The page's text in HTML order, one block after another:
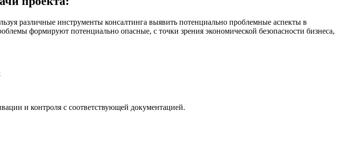
различные инструменты консалтинга выявить потенциально проблемные аспекты в
формируют потенциально опасные, с точки зрения экономической безопасности бизнеса,
и контроля с соответствующей документацией.